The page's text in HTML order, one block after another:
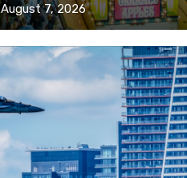
August 7, 2026